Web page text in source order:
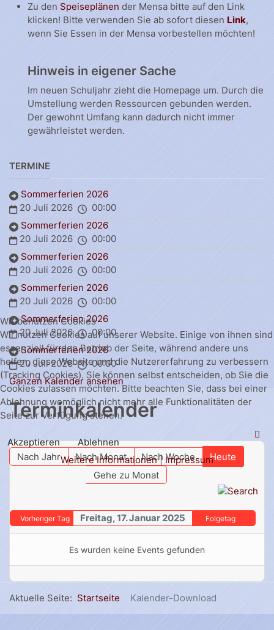
Zu den Speiseplänen der Mensa bitte auf den Link
klicken! Bitte verwenden Sie ab sofort diesen Link,
wenn Sie Essen in der Mensa vorbestellen möchten!
Hinweis in eigener Sache
Im neuen Schuljahr zieht die Homepage um. Durch die
Umstellung werden Ressourcen gebunden werden.
Der gewohnt Umfang kann dadurch nicht immer
gewährleistet werden.
TERMINE
Sommerferien 2026
20 Juli 2026
00:00
Sommerferien 2026
20 Juli 2026
00:00
Sommerferien 2026
20 Juli 2026
00:00
Sommerferien 2026
20 Juli 2026
00:00
Sommerferien 2026
20 Juli 2026
00:00
Sommerferien 2026
20 Juli 2026
00:00
Ganzen Kalender ansehen
Terminkalender
Nach Jahr Nach Monat Nach Woche
Heute
Gehe zu Monat
Vorheriger Tag Freitag, 17. Januar 2025 Folgetag
Es wurden keine Events gefunden
Aktuelle Seite: Startseite Kalender-Download
Wir benutzen Cookies
Wir nutzen Cookies auf unserer Website. Einige von ihnen sind
essenziell für den Betrieb der Seite, während andere uns
helfen, diese Website und die Nutzererfahrung zu verbessern
(Tracking Cookies). Sie können selbst entscheiden, ob Sie die
Cookies zulassen möchten. Bitte beachten Sie, dass bei einer
Ablehnung womöglich nicht mehr alle Funktionalitäten der
Seite zur Verfügung stehen.
Akzeptieren
Ablehnen
Weitere Informationen| Impressum